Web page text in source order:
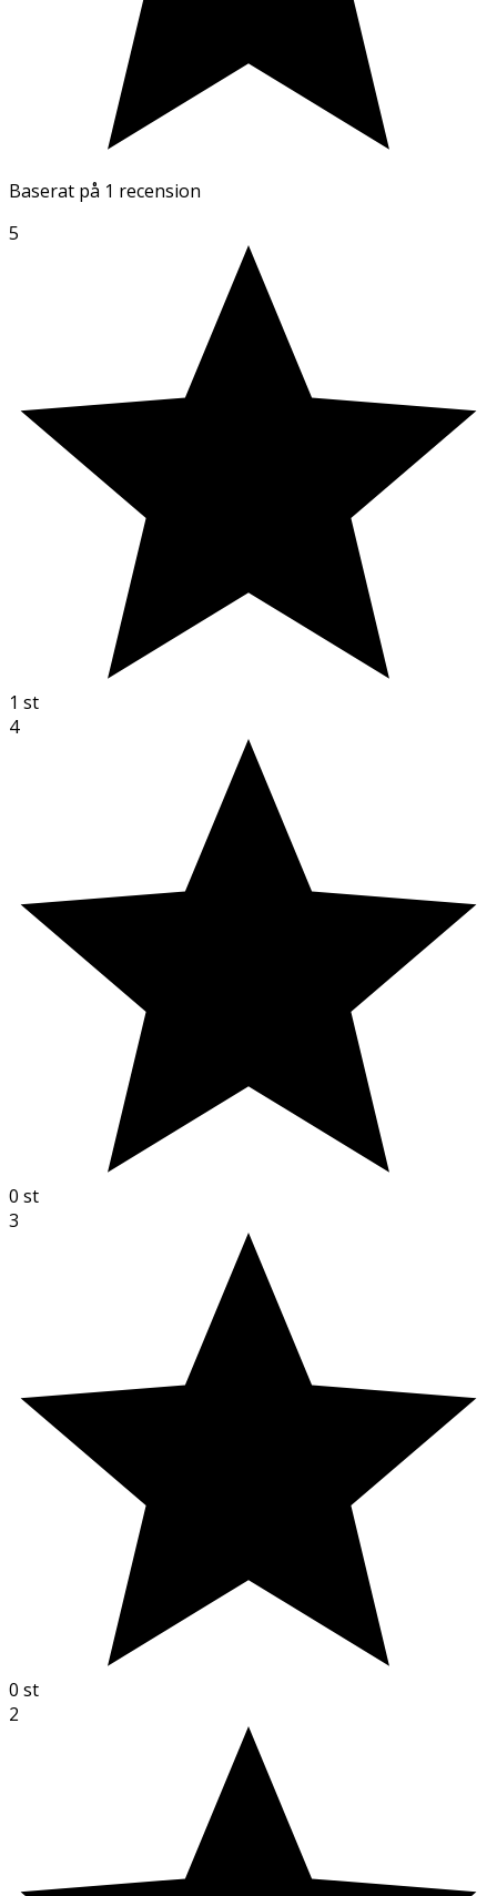
Baserat på 1 recension
5
1 st
4
0 st
3
0 st
2